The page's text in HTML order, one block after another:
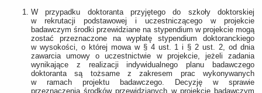
W przypadku doktoranta przyjętego do szkoły doktorskiej
w rekrutacji podstawowej i uczestniczącego w projekcie
badawczym środki przewidziane na stypendium w projekcie mogą
zostać przeznaczone na wypłatę stypendium doktoranckiego
w wysokości, o której mowa w § 4 ust. 1 i § 2 ust. 2, od dnia
zawarcia umowy o uczestnictwie w projekcie, jeżeli zadania
wynikające z realizacji indywidualnego planu badawczego
doktoranta są tożsame z zakresem prac wykonywanych
w ramach projektu badawczego. Decyzję w sprawie
przeznaczenia środków przewidzianych w projekcie badawczym